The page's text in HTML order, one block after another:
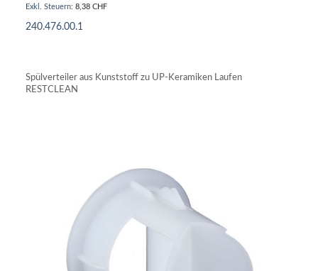
8,38 CHF
240.476.00.1
Spülverteiler aus Kunststoff zu UP-Keramiken Laufen
RESTCLEAN